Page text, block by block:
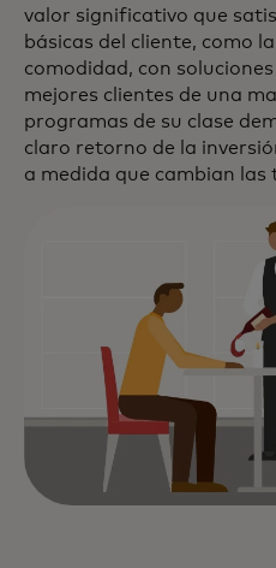
valor significativo que
básicas del cliente, como
comodidad, con
mejores clientes de una
programas de su clase
claro retorno de la
a medida que cambian las